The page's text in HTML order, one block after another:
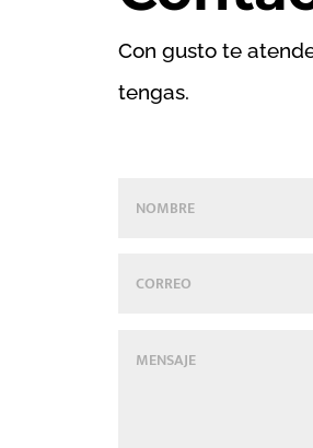
Con gusto te
tengas.